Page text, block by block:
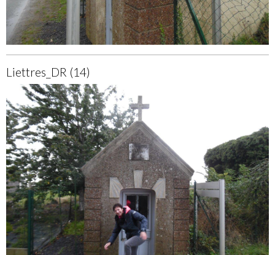
Liettres_DR (14)